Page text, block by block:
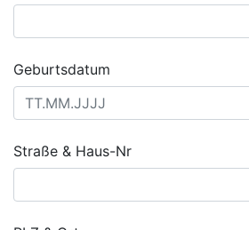
Geburtsdatum
Straße & Haus-Nr